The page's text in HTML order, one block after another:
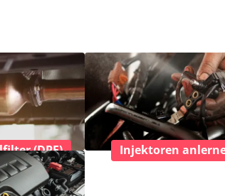
(DPF) Injektoren